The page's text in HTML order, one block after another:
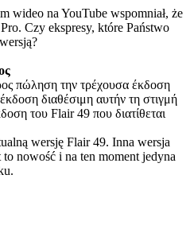
wideo na YouTube wspomniał, że
Czy ekspresy, które Państwo
πώληση την τρέχουσα έκδοση
διαθέσιμη αυτήν τη στιγμή
του Flair 49 που διατίθεται
wersję Flair 49. Inna wersja
nowość i na ten moment jedyna